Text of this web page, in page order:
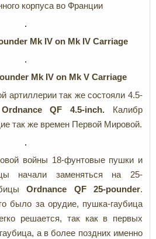
корпуса во Франции
Mk IV on Mk IV Carriage
Mk IV on Mk V Carriage
артиллерии так же состояли 4.5-
Ordnance QF 4.5-inch.
Калибр
так же времен Первой Мировой.
войны 18-фунтовые пушки и
начали заменяться на 25-
Ordnance QF 25-pounder.
было за орудие, пушка-гаубица
решается, так как в первых
а в более поздних именно